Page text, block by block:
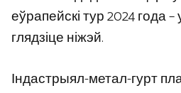
еўрапейскі тур 2024 года
глядзіце ніжэй.
Індастрыял-метал-гурт